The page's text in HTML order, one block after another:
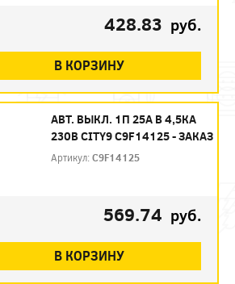
428.83 руб.
В КОРЗИНУ
АВТ. ВЫКЛ. 1П 25А B 4,5КА
230В CITY9 C9F14125 - ЗАКАЗ
Артикул:C9F14125
569.74 руб.
В КОРЗИНУ